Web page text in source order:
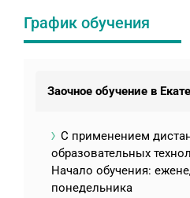
График обучения
Заочное обучение в
С применением
образовательных
Начало обучения:
понедельника